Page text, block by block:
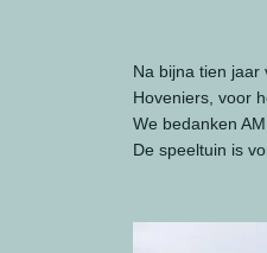
Na bijna tien jaar
Hoveniers, voor
We bedanken
De speeltuin is